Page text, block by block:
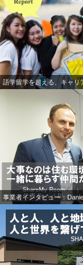
語学留学を超える、キャリ
事業者インタビュー：